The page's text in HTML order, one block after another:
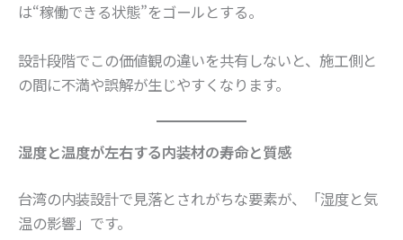
は“稼働できる状態”をゴールとする。
設計段階でこの価値観の違いを共有しないと、施工側と
の間に不満や誤解が生じやすくなります。
湿度と温度が左右する内装材の寿命と質感
台湾の内装設計で見落とされがちな要素が、「湿度と気
温の影響」です。